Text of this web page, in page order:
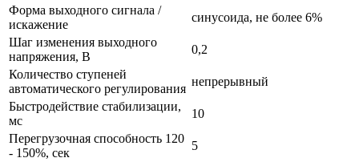
Форма выходного сигнала /
искажение
синусоида, не более 6%
Шаг изменения выходного
напряжения, В
0,2
Количество ступеней
автоматического регулирования
непрерывный
Быстродействие стабилизации,
мс
10
Перегрузочная способность 120
- 150%, сек
5